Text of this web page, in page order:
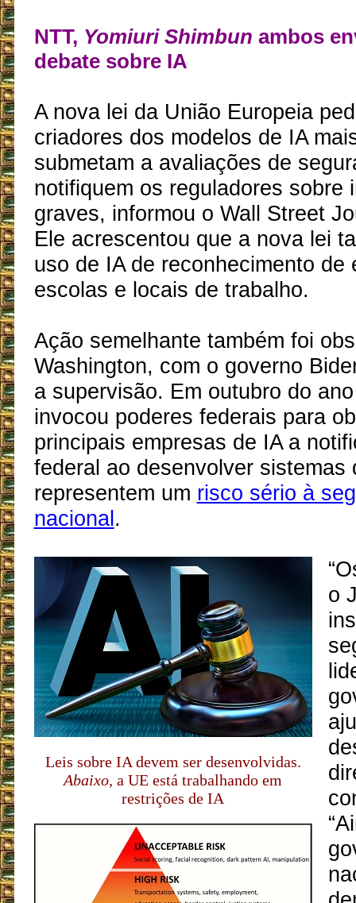
NTT, Yomiuri Shimbun ambos
debate sobre IA
A nova lei da União Europeia
criadores dos modelos de IA
submetam a avaliações de
notifiquem os reguladores sobre
graves, informou o Wall Street
Ele acrescentou que a nova lei
uso de IA de reconhecimento de
escolas e locais de trabalho.
Ação semelhante também foi
Washington, com o governo
a supervisão. Em outubro do
invocou poderes federais para
principais empresas de IA a
federal ao desenvolver sistemas
representem um risco sério à
nacional.
Leis sobre IA devem ser desenvolvidas.
Abaixo, a UE está trabalhando em
restrições de IA
o